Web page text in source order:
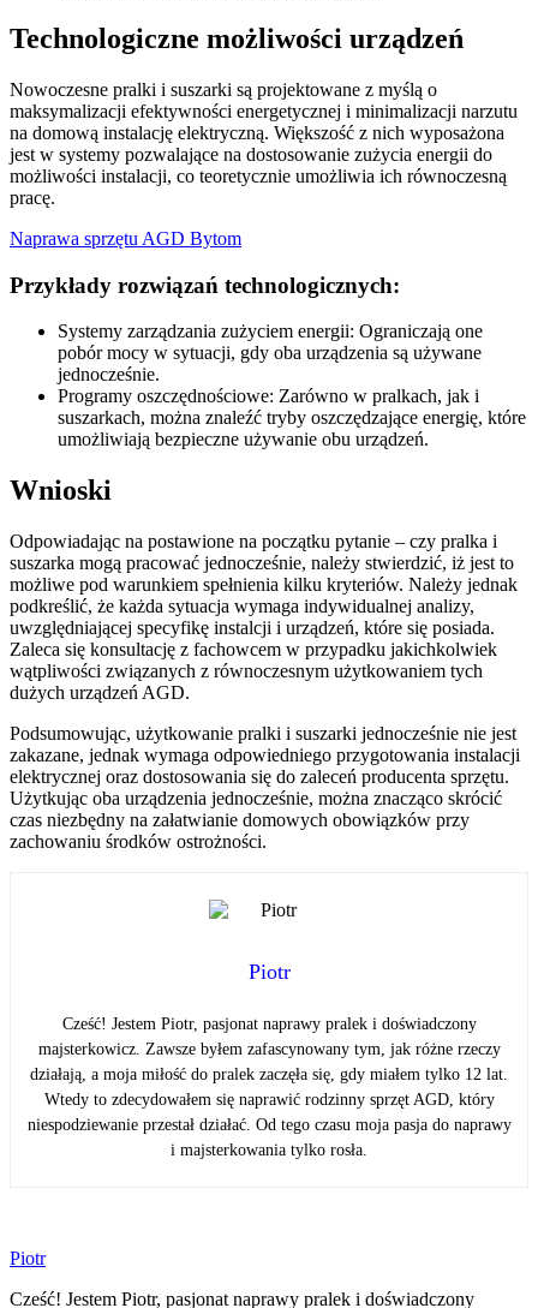
Technologiczne możliwości urządzeń
Nowoczesne pralki i suszarki są projektowane z myślą o
maksymalizacji efektywności energetycznej i minimalizacji narzutu
na domową instalację elektryczną. Większość z nich wyposażona
jest w systemy pozwalające na dostosowanie zużycia energii do
możliwości instalacji, co teoretycznie umożliwia ich równoczesną
pracę.
Naprawa sprzętu AGD Bytom
Przykłady rozwiązań technologicznych:
Systemy zarządzania zużyciem energii: Ograniczają one
pobór mocy w sytuacji, gdy oba urządzenia są używane
jednocześnie.
Programy oszczędnościowe: Zarówno w pralkach, jak i
suszarkach, można znaleźć tryby oszczędzające energię, które
umożliwiają bezpieczne używanie obu urządzeń.
Wnioski
Odpowiadając na postawione na początku pytanie – czy pralka i
suszarka mogą pracować jednocześnie, należy stwierdzić, iż jest to
możliwe pod warunkiem spełnienia kilku kryteriów. Należy jednak
podkreślić, że każda sytuacja wymaga indywidualnej analizy,
uwzględniającej specyfikę instalcji i urządzeń, które się posiada.
Zaleca się konsultację z fachowcem w przypadku jakichkolwiek
wątpliwości związanych z równoczesnym użytkowaniem tych
dużych urządzeń AGD.
Podsumowując, użytkowanie pralki i suszarki jednocześnie nie jest
zakazane, jednak wymaga odpowiedniego przygotowania instalacji
elektrycznej oraz dostosowania się do zaleceń producenta sprzętu.
Użytkując oba urządzenia jednocześnie, można znacząco skrócić
czas niezbędny na załatwianie domowych obowiązków przy
zachowaniu środków ostrożności.
Piotr
Cześć! Jestem Piotr, pasjonat naprawy pralek i doświadczony
majsterkowicz. Zawsze byłem zafascynowany tym, jak różne rzeczy
działają, a moja miłość do pralek zaczęła się, gdy miałem tylko 12 lat.
Wtedy to zdecydowałem się naprawić rodzinny sprzęt AGD, który
niespodziewanie przestał działać. Od tego czasu moja pasja do naprawy
i majsterkowania tylko rosła.
Piotr
Cześć! Jestem Piotr, pasjonat naprawy pralek i doświadczony